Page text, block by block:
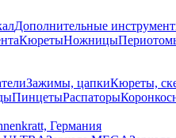
Дополнительные
КюретыНожницы
Зажимы, цапкиКюреты,
ПинцетыРаспаторы
Германия